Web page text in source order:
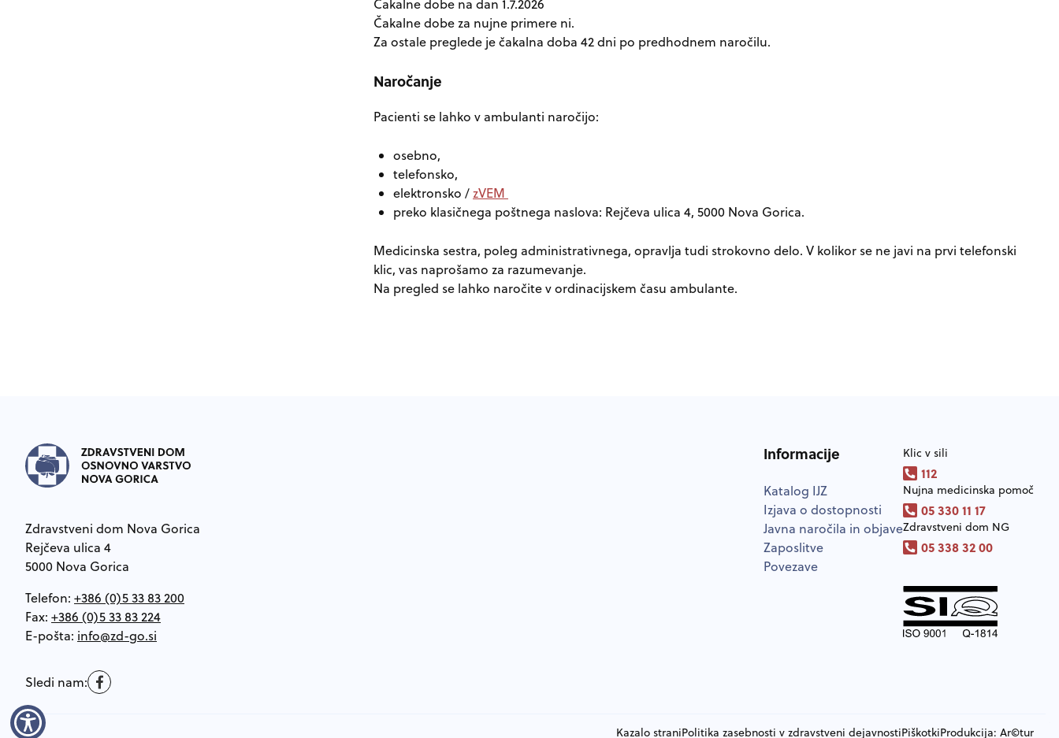
Čakalne dobe na dan 1.7.2026
Čakalne dobe za nujne primere ni.
Za ostale preglede je čakalna doba 42 dni po predhodnem naročilu.
Naročanje
Pacienti se lahko v ambulanti naročijo:
osebno,
telefonsko,
elektronsko /zVEM
preko klasičnega poštnega naslova: Rejčeva ulica 4, 5000 Nova Gorica.
Medicinska sestra, poleg administrativnega, opravlja tudi strokovno delo. V kolikor se ne javi na prvi telefonski
klic, vas naprošamo za razumevanje.
Na pregled se lahko naročite v ordinacijskem času ambulante.
Zdravstveni dom Nova Gorica
Rejčeva ulica 4
5000 Nova Gorica
Telefon: +386 (0)5 33 83 200
Fax: +386 (0)5 33 83 224
E-pošta:
Sledi nam:
Informacije
Katalog IJZ
Izjava o dostopnosti
Javna naročila in objave
Zaposlitve
Povezave
Klic v sili
112
Nujna medicinska pomoč
05 330 11 17
Zdravstveni dom NG
05 338 32 00
Kazalo straniPolitika zasebnosti v zdravstveni dejavnostiPiškotkiProdukcija: Ar©tur